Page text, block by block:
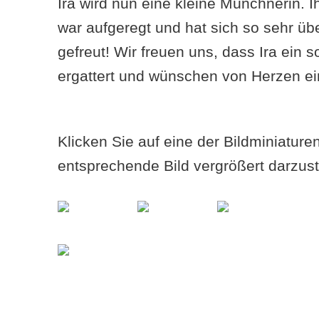
war aufgeregt und hat sich so sehr
gefreut! Wir freuen uns, dass Ira ein
ergattert und wünschen von Herzen
Klicken Sie auf eine der
entsprechende Bild vergrößert